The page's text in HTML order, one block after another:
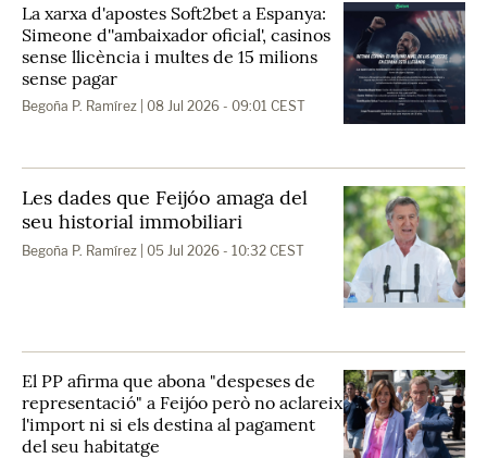
La xarxa d'apostes Soft2bet a Espanya:
Simeone d''ambaixador oficial', casinos
sense llicència i multes de 15 milions
sense pagar
Begoña P. Ramírez | 08 Jul 2026 - 09:01 CEST
Les dades que Feijóo amaga del
seu historial immobiliari
Begoña P. Ramírez | 05 Jul 2026 - 10:32 CEST
El PP afirma que abona "despeses de
representació" a Feijóo però no aclareix
l'import ni si els destina al pagament
del seu habitatge